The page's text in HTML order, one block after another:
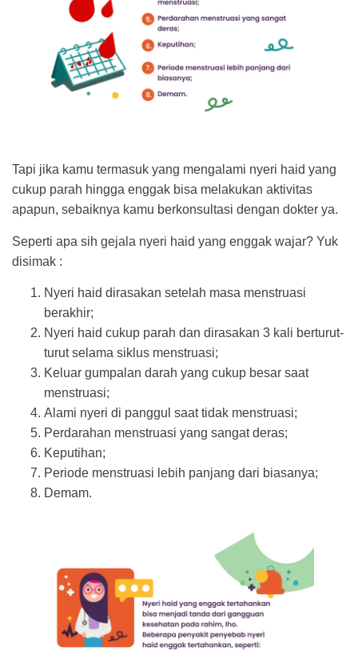
Tapi jika kamu termasuk yang mengalami nyeri haid yang
cukup parah hingga enggak bisa melakukan aktivitas
apapun, sebaiknya kamu berkonsultasi dengan dokter ya.
Seperti apa sih gejala nyeri haid yang enggak wajar? Yuk
disimak :
Nyeri haid dirasakan setelah masa menstruasi
berakhir;
Nyeri haid cukup parah dan dirasakan 3 kali berturut-
turut selama siklus menstruasi;
Keluar gumpalan darah yang cukup besar saat
menstruasi;
Alami nyeri di panggul saat tidak menstruasi;
Perdarahan menstruasi yang sangat deras;
Keputihan;
Periode menstruasi lebih panjang dari biasanya;
Demam.